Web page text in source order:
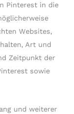
Pinterest in die
Websites,
Art und
Zeitpunkt der
sowie
und weiterer